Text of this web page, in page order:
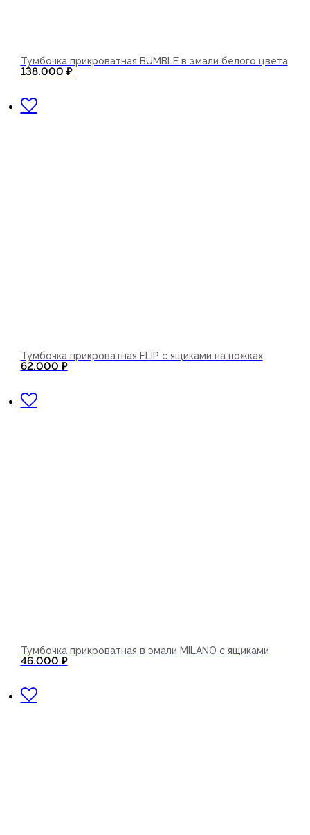
Тумбочка прикроватная BUMBLE в эмали белого цвета
138.000 ₽
Тумбочка прикроватная FLIP с ящиками на ножках
62.000 ₽
Тумбочка прикроватная в эмали MILANO с ящиками
46.000 ₽